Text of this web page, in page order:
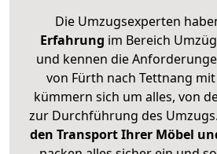
Die Umzugsexperten
Erfahrung im Bereich
und kennen die
von Fürth nach Tettnang
kümmern sich um alles, von
zur Durchführung des Umzugs.
den Transport Ihrer Möbel